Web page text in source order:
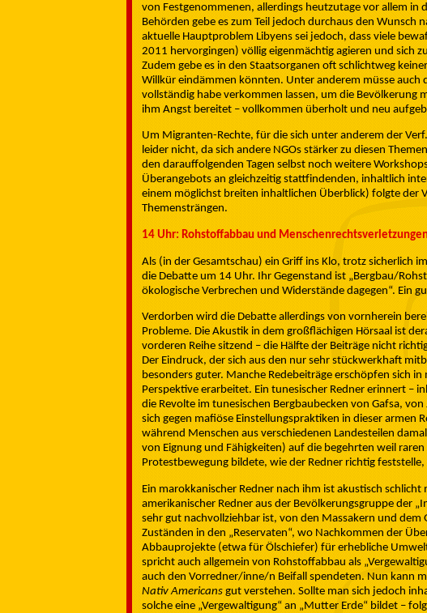
von Festgenommenen, allerdings heutzutage vor allem in
Behörden gebe es zum Teil jedoch durchaus den Wunsch
aktuelle Hauptproblem Libyens sei jedoch, dass viele
2011 hervorgingen) völlig eigenmächtig agieren und sich
Zudem gebe es in den Staatsorganen oft schlichtweg
Willkür eindämmen könnten. Unter anderem müsse auch
vollständig habe verkommen lassen, um die Bevölkerung
ihm Angst bereitet – vollkommen überholt und neu
Um Migranten-Rechte, für die sich unter anderem der
leider nicht, da sich andere NGOs stärker zu diesen
den darauffolgenden Tagen selbst noch weitere
Überangebots an gleichzeitig stattfindenden, inhaltlich
einem möglichst breiten inhaltlichen Überblick) folgte der
Themensträngen.
14 Uhr: Rohstoffabbau und
Als (in der Gesamtschau) ein Griff ins Klo, trotz sicherlich
die Debatte um 14 Uhr. Ihr Gegenstand ist „Bergbau/
ökologische Verbrechen und Widerstände dagegen“. Ein
Verdorben wird die Debatte allerdings von vornherein
Probleme. Die Akustik in dem großflächigen Hörsaal ist
vorderen Reihe sitzend – die Hälfte der Beiträge nicht
Der Eindruck, der sich aus den nur sehr stückwerkhaft
besonders guter. Manche Redebeiträge erschöpfen sich
Perspektive erarbeitet. Ein tunesischer Redner erinnert –
die Revolte im tunesischen Bergbaubecken von Gafsa,
sich gegen mafiöse Einstellungspraktiken in dieser armen
während Menschen aus verschiedenen Landesteilen
von Eignung und Fähigkeiten) auf die begehrten weil
Protestbewegung bildete, wie der Redner richtig feststelle,
Ein marokkanischer Redner nach ihm ist akustisch
amerikanischer Redner aus der Bevölkerungsgruppe der
sehr gut nachvollziehbar ist, von den Massakern und
Zuständen in den „Reservaten“, wo Nachkommen der
Abbauprojekte (etwa für Ölschiefer) für erhebliche
spricht auch allgemein von Rohstoffabbau als
auch den Vorredner/inne/n Beifall spendeten. Nun kann
Nativ Americans gut verstehen. Sollte man sich jedoch
solche eine „Vergewaltigung“ an „Mutter Erde“ bildet –